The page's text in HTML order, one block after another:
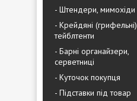
- Штендери, мимохіди
- Крейдяні (грифельні)
тейблтенти
- Барні органайзери,
серветниці
- Куточок покупця
- Підставки під товар